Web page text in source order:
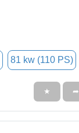
81 kw (110 PS)
★ ➦